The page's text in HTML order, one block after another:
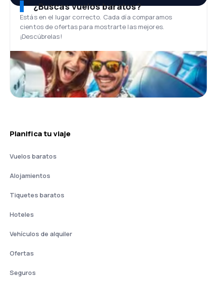
¿Buscas vuelos baratos?
Estás en el lugar correcto. Cada día comparamos
cientos de ofertas para mostrarte las mejores.
¡Descúbrelas!
Planifica tu viaje
Vuelos baratos
Alojamientos
Tiquetes baratos
Hoteles
Vehículos de alquiler
Ofertas
Seguros